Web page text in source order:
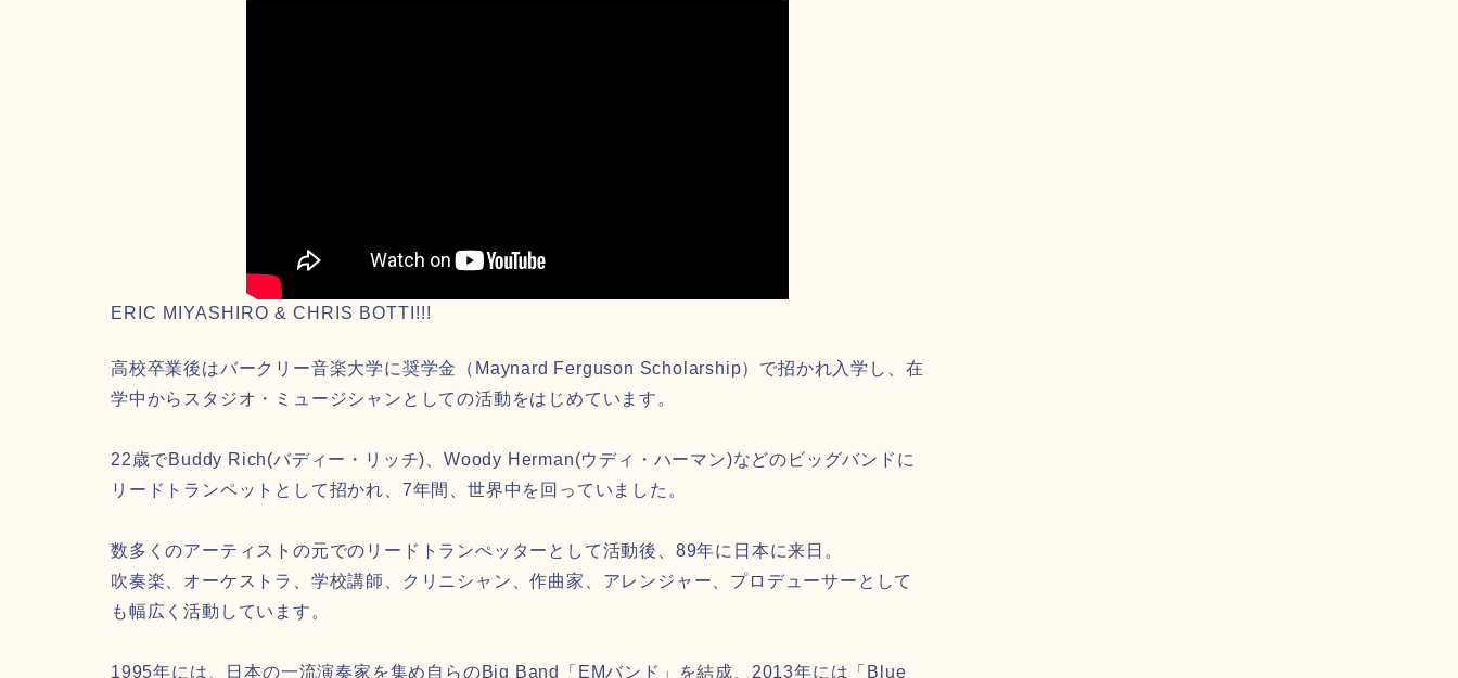
ERIC MIYASHIRO & CHRIS BOTTI!!!
高校卒業後はバークリー音楽大学に奨学金（Maynard Ferguson Scholarship）で招かれ入学し、在
学中からスタジオ・ミュージシャンとしての活動をはじめています。
22歳でBuddy Rich(バディー・リッチ)、Woody Herman(ウディ・ハーマン)などのビッグバンドに
リードトランペットとして招かれ、7年間、世界中を回っていました。
数多くのアーティストの元でのリードトランぺッターとして活動後、89年に日本に来日。
吹奏楽、オーケストラ、学校講師、クリニシャン、作曲家、アレンジャー、プロデューサーとして
も幅広く活動しています。
1995年には、日本の一流演奏家を集め自らのBig Band「EMバンド」を結成、2013年には「Blue